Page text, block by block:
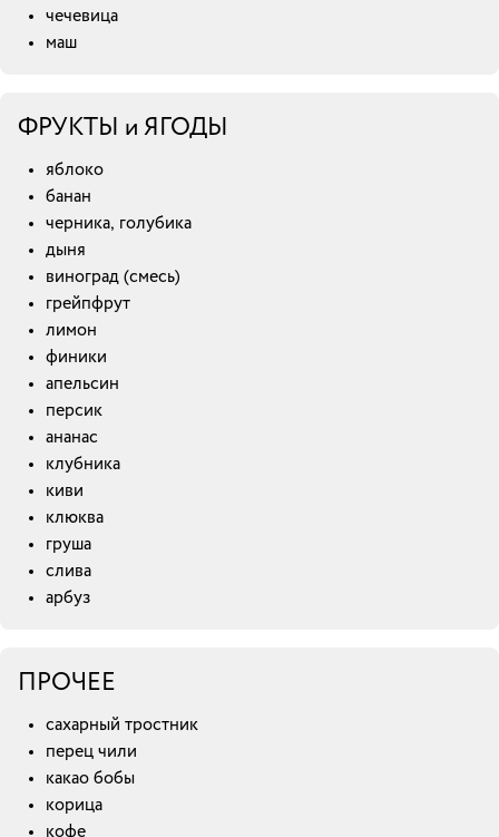
чечевица
маш
ФРУКТЫ и ЯГОДЫ
яблоко
банан
черника, голубика
дыня
виноград (смесь)
грейпфрут
лимон
финики
апельсин
персик
ананас
клубника
киви
клюква
груша
слива
арбуз
ПРОЧЕЕ
сахарный тростник
перец чили
какао бобы
корица
кофе